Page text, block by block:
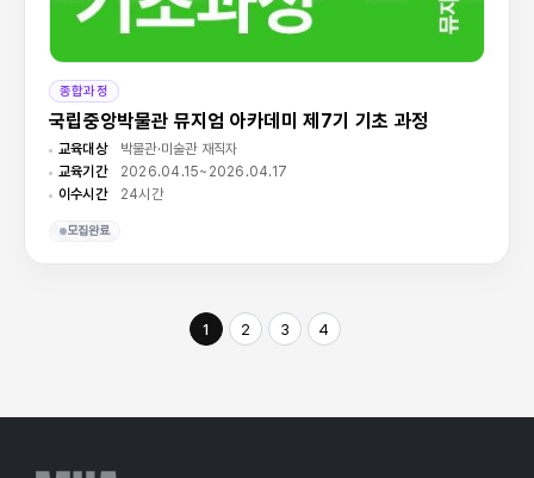
종합과정
국립중앙박물관 뮤지엄 아카데미 제7기 기초 과정
교육대상
박물관·미술관 재직자
교육기간
2026.04.15~2026.04.17
이수시간
24시간
모집완료
1 2 3 4